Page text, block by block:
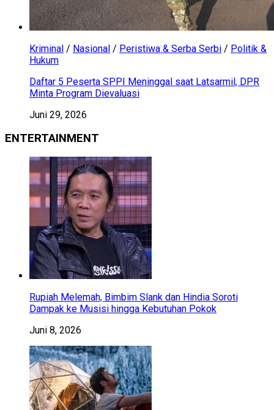
Kriminal / Nasional / Peristiwa & Serba Serbi / Politik &
Hukum
Daftar 5 Peserta SPPI Meninggal saat Latsarmil, DPR
Minta Program Dievaluasi
Juni 29, 2026
ENTERTAINMENT
Rupiah Melemah, Bimbim Slank dan Hindia Soroti
Dampak ke Musisi hingga Kebutuhan Pokok
Juni 8, 2026